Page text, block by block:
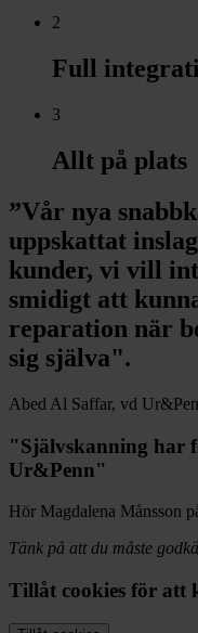
2
Full
3
Allt på plats
”Vår nya
uppskattat
kunder, vi vill
smidigt att
reparation när
sig själva".
Abed Al Saffar, vd
"Självskanning har
Ur&Penn"
Hör Magdalena Månsson
Tänk på att du måste
Tillåt cookies för att